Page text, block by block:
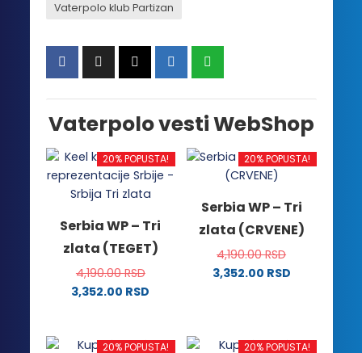
Vaterpolo klub Partizan
Vaterpolo vesti WebShop
20% POPUSTA!
Serbia WP – Tri
zlata (TEGET)
4,190.00RSD
3,352.00 RSD
ima
20% POPUSTA!
Serbia WP – Tri
zlata (CRVENE)
4,190.00RSD
3,352.00 RSD
više
20% POPUSTA! 20% POPUSTA!